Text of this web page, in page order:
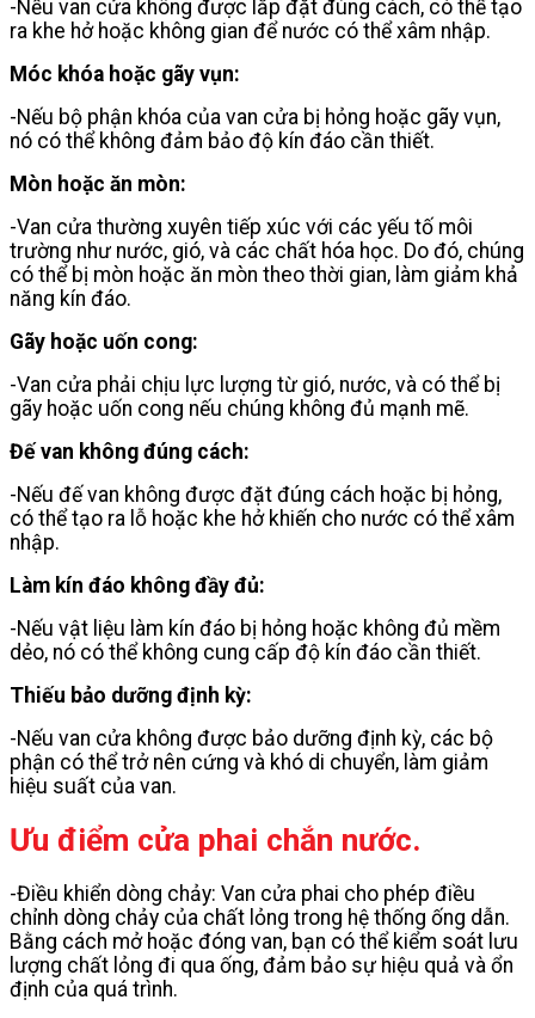
-Nếu van cửa không được lắp đặt đúng cách, có thể tạo
ra khe hở hoặc không gian để nước có thể xâm nhập.
Móc khóa hoặc gãy vụn:
-Nếu bộ phận khóa của van cửa bị hỏng hoặc gãy vụn,
nó có thể không đảm bảo độ kín đáo cần thiết.
Mòn hoặc ăn mòn:
-Van cửa thường xuyên tiếp xúc với các yếu tố môi
trường như nước, gió, và các chất hóa học. Do đó, chúng
có thể bị mòn hoặc ăn mòn theo thời gian, làm giảm khả
năng kín đáo.
Gãy hoặc uốn cong:
-Van cửa phải chịu lực lượng từ gió, nước, và có thể bị
gãy hoặc uốn cong nếu chúng không đủ mạnh mẽ.
Đế van không đúng cách:
-Nếu đế van không được đặt đúng cách hoặc bị hỏng,
có thể tạo ra lỗ hoặc khe hở khiến cho nước có thể xâm
nhập.
Làm kín đáo không đầy đủ:
-Nếu vật liệu làm kín đáo bị hỏng hoặc không đủ mềm
dẻo, nó có thể không cung cấp độ kín đáo cần thiết.
Thiếu bảo dưỡng định kỳ:
-Nếu van cửa không được bảo dưỡng định kỳ, các bộ
phận có thể trở nên cứng và khó di chuyển, làm giảm
hiệu suất của van.
Ưu điểm cửa phai chắn nước.
-Điều khiển dòng chảy: Van cửa phai cho phép điều
chỉnh dòng chảy của chất lỏng trong hệ thống ống dẫn.
Bằng cách mở hoặc đóng van, bạn có thể kiểm soát lưu
lượng chất lỏng đi qua ống, đảm bảo sự hiệu quả và ổn
định của quá trình.